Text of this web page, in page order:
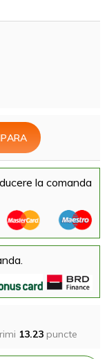
la comanda
13.23 puncte